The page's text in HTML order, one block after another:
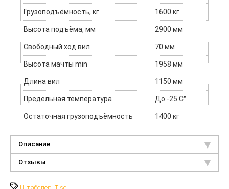
Грузоподъёмность, кг 1600 кг
Высота подъёма, мм 2900 мм
Свободный ход вил 70 мм
Высота мачты min 1958 мм
Длина вил 1150 мм
Предельная температура До -25 C°
Остаточная грузоподъёмность 1400 кг
Описание
Отзывы